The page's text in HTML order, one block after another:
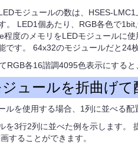
モジュールの数は、HSES-
。 LED1個あたり、RGB各色で
程度のメモリをLEDモジュールに
です。 64x32のモジュールだと24
RGB各16諧調4095色表示にすると
ュールを折曲げて
ルを使用する場合、1列に並べる配
を3行2列に並べた例を示します。
することができます。